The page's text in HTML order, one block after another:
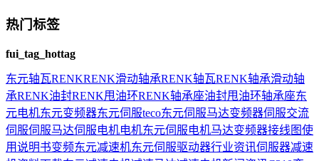
热门标签
fui_tag_hottag
东元轴瓦RENKRENK滑动轴承RENK轴瓦RENK轴承滑动轴
承RENK油封RENK甩油环RENK轴承座油封甩油环轴承座东
元电机东元变频器东元伺服teco东元伺服马达变频器伺服交流
伺服伺服马达伺服电机电机东元伺服电机马达变频器接线图使
用说明书变频东元减速机东元伺服驱动器行业资讯伺服器减速